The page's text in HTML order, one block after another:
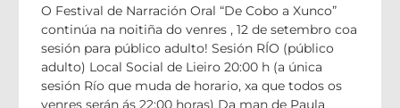
PAULA CARBALLEIRA no “Local
O Festival de Narración Oral “De Cobo a Xunco”
continúa na noitiña do venres , 12 de setembro coa
sesión para público adulto! Sesión RÍO (público
adulto) Local Social de Lieiro 20:00 h (a única
sesión Río que muda de horario, xa que todos os
venres serán ás 22:00 horas) Da man de Paula